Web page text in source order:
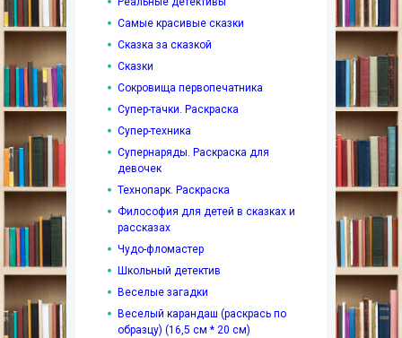
Самые красивые сказки
Сказка за сказкой
Сказки
Сокровища первопечатника
Супер-тачки. Раскраска
Супер-техника
Супернаряды. Раскраска для
девочек
Технопарк. Раскраска
Философия для детей в сказках и
рассказах
Чудо-фломастер
Школьный детектив
Веселые загадки
Веселый карандаш (раскрась по
образцу) (16,5 см * 20 см)